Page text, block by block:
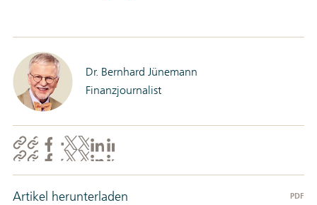
Dr. Bernhard Jünemann
Finanzjournalist
Artikel herunterladen PDF